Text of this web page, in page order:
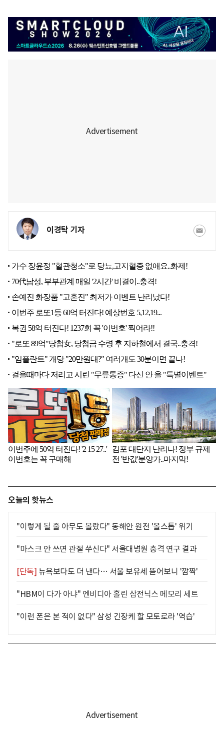
이경탁 기자
오늘의 핫뉴스
"이렇게 될 줄 아무도 몰랐다" 동해안 원전 '올스톱' 위기
"마스크 안 쓰면 관절 쑤신다" 서울대병원 충격 연구 결과
[단독] 뉴욕보다도 더 낸다… 서울 보유세 뜯어보니 '깜짝'
"HBM이 다가 아냐" 엔비디아 홀린 삼전닉스 메모리 세트
"이런 폰은 본 적이 없다" 삼성 긴장케 할 모토로라 '역습'